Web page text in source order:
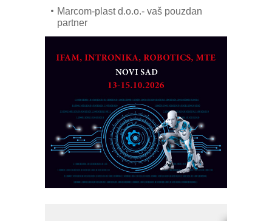
Marcom-plast d.o.o.- vaš pouzdan
partner
obradu!
Razvoj asortimanskog pravca MINI-
PLC AKYTEC
AUKOM: Svetski standard metrologije
dostupan u Srbiji
MOTOMAN – NEXT-Robotika vođena
veštačkom inteligencijom
I.SAFE MOBILE revolucioniše
industrijsku automatizaciju
pionirskimmobile operator PANEL-OM